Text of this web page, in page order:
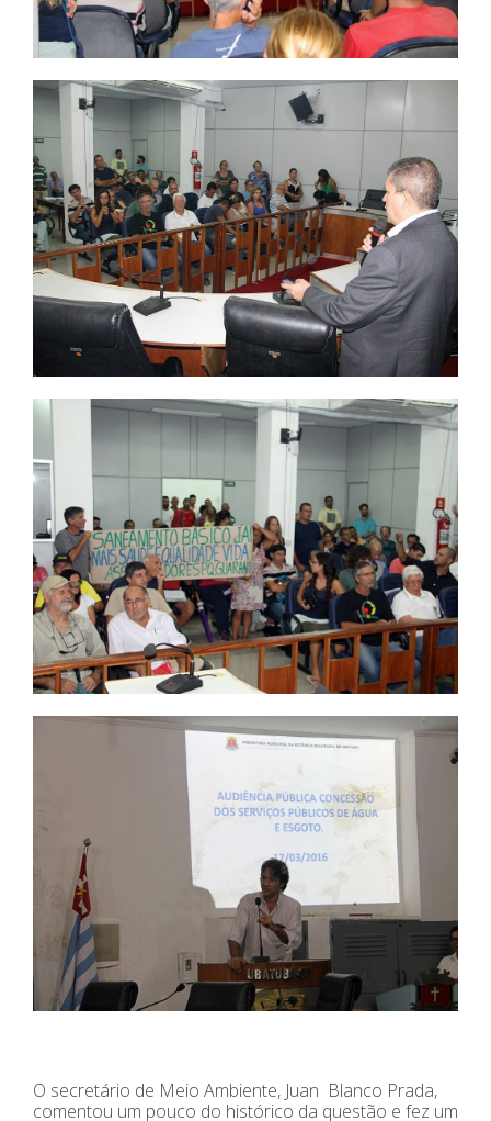
O secretário de Meio Ambiente, Juan Blanco Prada,
comentou um pouco do histórico da questão e fez um